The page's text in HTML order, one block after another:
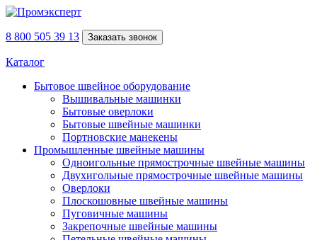
8 800 505 39 13 Заказать звонок
Каталог
Бытовое швейное оборудование
Вышивальные машинки
Бытовые оверлоки
Бытовые швейные машинки
Портновские манекены
Промышленные швейные машины
Одноигольные прямострочные швейные машины
Двухигольные прямострочные швейные машины
Оверлоки
Плоскошовные швейные машины
Пуговичные машины
Закрепочные швейные машины